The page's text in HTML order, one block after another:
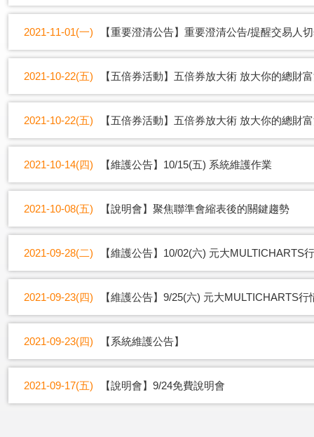
2021-11-01(一) 【重要澄清公告】重要澄清公告/提醒交易人
2021-10-22(五) 【五倍券活動】五倍券放大術 放大你的總財
2021-10-22(五) 【五倍券活動】五倍券放大術 放大你的總財
2021-10-14(四) 【維護公告】10/15(五) 系統維護作業
2021-10-08(五) 【說明會】聚焦聯準會縮表後的關鍵趨勢
2021-09-28(二) 【維護公告】10/02(六) 元大MULTICHARTS
2021-09-23(四) 【維護公告】9/25(六) 元大MULTICHARTS
2021-09-23(四) 【系統維護公告】
2021-09-17(五) 【說明會】9/24免費說明會